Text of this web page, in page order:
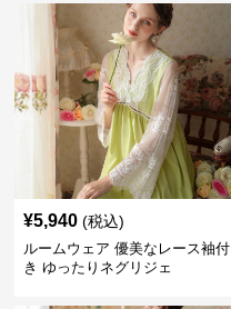
¥5,940 (税込)
ルームウェア 優美なレース袖付
き ゆったりネグリジェ